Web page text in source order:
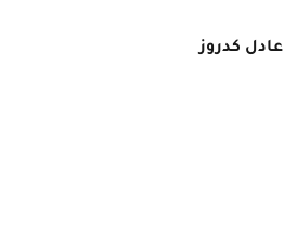
عادل كدروز